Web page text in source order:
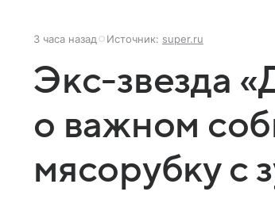
3 часа назад Источник: super.ru
Экс-звезда
о важном
мясорубку с